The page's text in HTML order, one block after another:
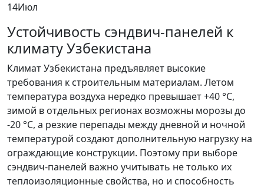
14Июл
Устойчивость сэндвич-панелей к
климату Узбекистана
Климат Узбекистана предъявляет высокие
требования к строительным материалам. Летом
температура воздуха нередко превышает +40 °C,
зимой в отдельных регионах возможны морозы до
-20 °C, а резкие перепады между дневной и ночной
температурой создают дополнительную нагрузку на
ограждающие конструкции. Поэтому при выборе
сэндвич-панелей важно учитывать не только их
теплоизоляционные свойства, но и способность